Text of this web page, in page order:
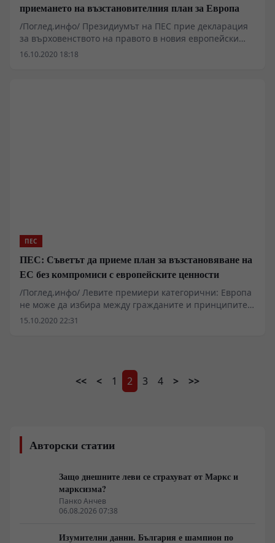
приемането на възстановителния план за Европа
/Поглед.инфо/ Президиумът на ПЕС прие декларация
за върховенството на правото в новия европейски
бюджет
16.10.2020 18:18
ПЕС
ПЕС: Съветът да приеме план за възстановяване на
ЕС без компромиси с европейските ценности
/Поглед.инфо/ Левите премиери категорични: Европа
не може да избира между гражданите и принципите
си Страни с апетит за авторитарно управление и
15.10.2020 22:31
<< < 1 2 3 4 > >>
Авторски статии
Защо днешните леви се страхуват от Маркс и
марксизма?
Панко Анчев
06.08.2026 07:38
Изумителни данни. България е шампион по